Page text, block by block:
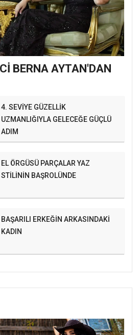
BERNA AYTAN'DAN
4. SEVİYE GÜZELLİK
UZMANLIĞIYLA GELECEĞE GÜÇLÜ
ADIM
EL ÖRGÜSÜ PARÇALAR YAZ
STİLİNİN BAŞROLÜNDE
BAŞARILI ERKEĞİN ARKASINDAKİ
KADIN